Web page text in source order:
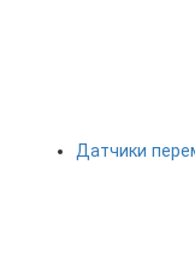
Датчики